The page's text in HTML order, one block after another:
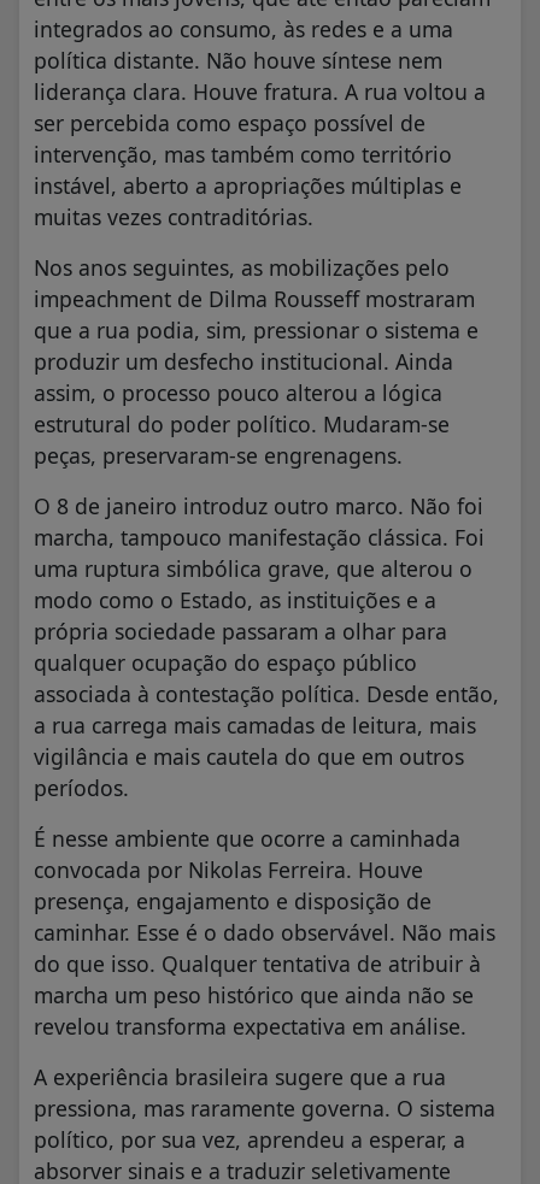
integrados ao consumo, às redes e a uma
política distante. Não houve síntese nem
liderança clara. Houve fratura. A rua voltou a
ser percebida como espaço possível de
intervenção, mas também como território
instável, aberto a apropriações múltiplas e
muitas vezes contraditórias.
Nos anos seguintes, as mobilizações pelo
impeachment de Dilma Rousseff mostraram
que a rua podia, sim, pressionar o sistema e
produzir um desfecho institucional. Ainda
assim, o processo pouco alterou a lógica
estrutural do poder político. Mudaram-se
peças, preservaram-se engrenagens.
O 8 de janeiro introduz outro marco. Não foi
marcha, tampouco manifestação clássica. Foi
uma ruptura simbólica grave, que alterou o
modo como o Estado, as instituições e a
própria sociedade passaram a olhar para
qualquer ocupação do espaço público
associada à contestação política. Desde então,
a rua carrega mais camadas de leitura, mais
vigilância e mais cautela do que em outros
períodos.
É nesse ambiente que ocorre a caminhada
convocada por Nikolas Ferreira. Houve
presença, engajamento e disposição de
caminhar. Esse é o dado observável. Não mais
do que isso. Qualquer tentativa de atribuir à
marcha um peso histórico que ainda não se
revelou transforma expectativa em análise.
A experiência brasileira sugere que a rua
pressiona, mas raramente governa. O sistema
político, por sua vez, aprendeu a esperar, a
absorver sinais e a traduzir seletivamente